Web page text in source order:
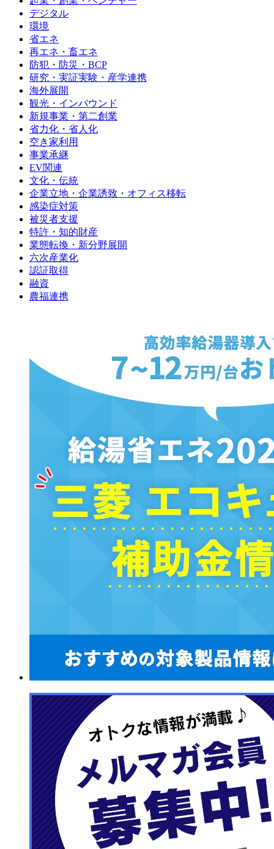
デジタル
環境
省エネ
再エネ・畜エネ
防犯・防災・BCP
研究・実証実験・産学連携
海外展開
観光・インバウンド
新規事業・第二創業
省力化・省人化
空き家利用
事業承継
EV関連
文化・伝統
企業立地・企業誘致・オフィス移転
感染症対策
被災者支援
特許・知的財産
業態転換・新分野展開
六次産業化
認証取得
融資
農福連携